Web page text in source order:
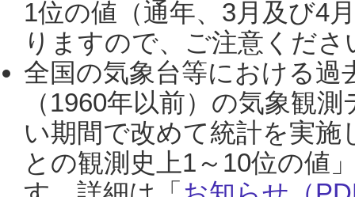
1位の値（通年、3月及び4
りますので、ご注意くだ
全国の気象台等における過
（1960年以前）の気象観
い期間で改めて統計を実
との観測史上1～10位の値